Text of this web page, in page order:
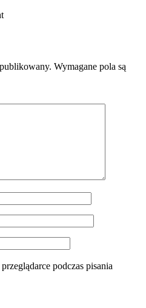
Wymagane pola są
podczas pisania